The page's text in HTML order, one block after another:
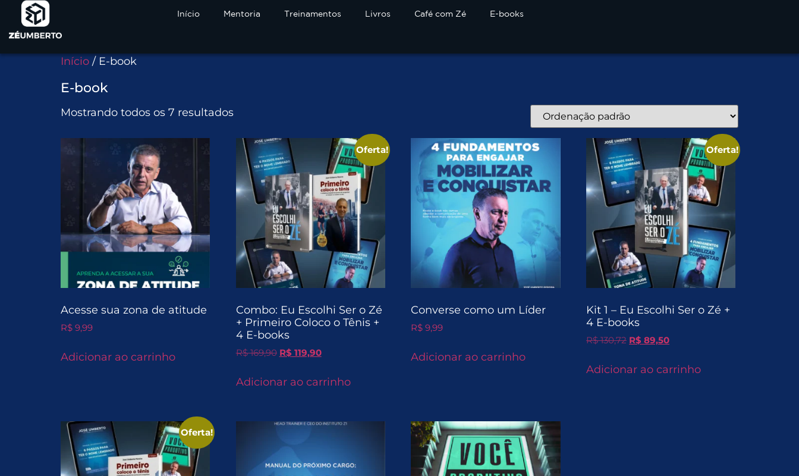
Início Mentoria Treinamentos Livros Café com Zé E-books
Início / E-book
E-book
Mostrando todos os 7 resultados
Acesse sua zona de atitude
R$ 9,99
Adicionar ao carrinho
Oferta!
Combo: Eu Escolhi Ser o Zé
+ Primeiro Coloco o Tênis +
4 E-books
R$169,90 R$ 119,90
Adicionar ao carrinho
Converse como um Líder
R$ 9,99
Adicionar ao carrinho
Oferta!
Kit 1 – Eu Escolhi Ser o Zé +
4 E-books
R$130,72 R$ 89,50
Adicionar ao carrinho
Oferta!